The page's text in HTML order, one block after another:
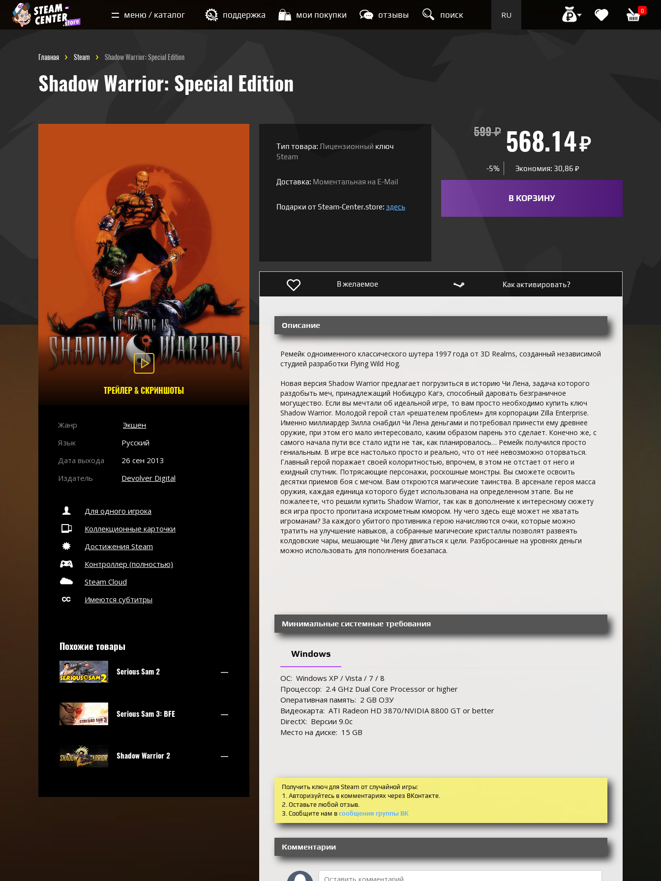
меню / каталог поддержка мои покупки отзывы поиск RU 0
Мои покупки
Главная Steam Shadow Warrior: Special Edition
Shadow Warrior: Special Edition
ТРЕЙЛЕР & СКРИНШОТЫ
Жанр
Экшен
Язык
Русский
Дата выхода
26 сен 2013
Издатель
Devolver Digital
Для одного игрока
Коллекционные карточки
Достижения Steam
Контроллер (полностью)
Steam Cloud
Имеются субтитры
Похожие товары
Serious Sam 2 —
Serious Sam 3: BFE —
Shadow Warrior 2 —
Тип товара: Лицензионный ключ
Steam
Доставка: Моментальная на E-Mail
Подарки от Steam-Center.store: здесь
599₽ 568.14₽
-5% Экономия: 30,86 ₽
В КОРЗИНУ
В желаемое Как активировать?
Описание
Ремейк одноименного классического шутера 1997 года от 3D Realms, созданный независимой
студией разработки Flying Wild Hog.
Новая версия Shadow Warrior предлагает погрузиться в историю Чи Лена, задача которого
раздобыть меч, принадлежащий Нобицуро Кагэ, способный даровать безграничное
могущество. Если вы мечтали об идеальной игре, то вам просто необходимо купить ключ
Shadow Warrior. Молодой герой стал «решателем проблем» для корпорации Zilla Enterprise.
Именно миллиардер Зилла снабдил Чи Лена деньгами и потребовал принести ему древнее
оружие, при этом его мало интересовало, каким образом парень это сделает. Конечно же, с
самого начала пути все стало идти не так, как планировалось… Ремейк получился просто
гениальным. В игре все настолько просто и реально, что от неё невозможно оторваться.
Главный герой поражает своей колоритностью, впрочем, в этом не отстает от него и
ехидный спутник. Потрясающие персонажи, роскошные монстры. Вы сможете освоить
десятки приемов боя с мечом. Вам откроются магические таинства. В арсенале героя масса
оружия, каждая единица которого будет использована на определенном этапе. Вы не
пожалеете, что решили купить Shadow Warrior, так как в дополнение к интересному сюжету
вся игра просто пропитана искрометным юмором. Ну чего здесь ещё может не хватать
игроманам? За каждого убитого противника герою начисляются очки, которые можно
тратить на улучшение навыков, а собранные магические кристаллы позволят развеять
колдовские чары, мешающие Чи Лену двигаться к цели. Разбросанные на уровнях деньги
можно использовать для пополнения боезапаса.
Минимальные системные требования
Windows
ОС: Windows XP / Vista / 7 / 8
Процессор: 2.4 GHz Dual Core Processor or higher
Оперативная память: 2 GB ОЗУ
Видеокарта: ATI Radeon HD 3870/NVIDIA 8800 GT or better
DirectX: Версии 9.0c
Место на диске: 15 GB
Получить ключ для Steam от случайной игры:
1. Авторизуйтесь в комментариях через ВКонтакте.
2. Оставьте любой отзыв.
3. Сообщите нам в сообщения группы ВК
Комментарии